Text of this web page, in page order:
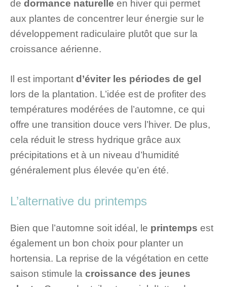
de dormance naturelle en hiver qui permet
aux plantes de concentrer leur énergie sur le
développement radiculaire plutôt que sur la
croissance aérienne.
Il est important d’éviter les périodes de gel
lors de la plantation. L’idée est de profiter des
températures modérées de l’automne, ce qui
offre une transition douce vers l’hiver. De plus,
cela réduit le stress hydrique grâce aux
précipitations et à un niveau d’humidité
généralement plus élevée qu’en été.
L’alternative du printemps
Bien que l’automne soit idéal, le printemps est
également un bon choix pour planter un
hortensia. La reprise de la végétation en cette
saison stimule la croissance des jeunes